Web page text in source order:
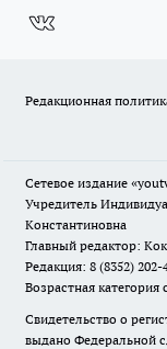
Редакционная
Сетевое издание
Учредитель
Константиновна
Главный редактор:
Редакция: 8 (8352) 202-
Возрастная категория
Свидетельство о
выдано Федеральной